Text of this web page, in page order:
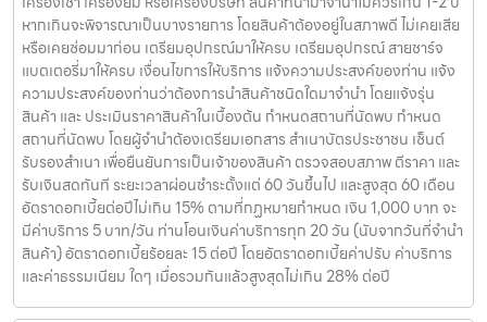
หากเกินจะพิจารณาเป็นบางรายการ โดยสินค้าต้องอยู่ในสภาพดี ไม่เคยเสีย
หรือเคยซ่อมมาก่อน เตรียมอุปกรณ์มาให้ครบ เตรียมอุปกรณ์ สายชาร์จ
แบตเตอรี่มาให้ครบ เงื่อนไขการให้บริการ แจ้งความประสงค์ของท่าน แจ้ง
ความประสงค์ของท่านว่าต้องการนำสินค้าชนิดใดมาจำนำ โดยแจ้งรุ่น
สินค้า และ ประเมินราคาสินค้าในเบื้องต้น กำหนดสถานที่นัดพบ กำหนด
สถานที่นัดพบ โดยผู้จำนำต้องเตรียมเอกสาร สำเนาบัตรประชาชน เซ็นต์
รับรองสำเนา เพื่อยืนยันการเป็นเจ้าของสินค้า ตรวจสอบสภาพ ตีราคา และ
รับเงินสดทันที ระยะเวลาผ่อนชำระตั้งแต่ 60 วันขึ้นไป และสูงสุด 60 เดือน
อัตราดอกเบี้ยต่อปีไม่เกิน 15% ตามที่กฏหมายกำหนด เงิน 1,000 บาท จะ
มีค่าบริการ 5 บาท/วัน ท่านโอนเงินค่าบริการทุก 20 วัน (นับจากวันที่จำนำ
สินค้า) อัตราดอกเบี้ยร้อยละ 15 ต่อปี โดยอัตราดอกเบี้ยค่าปรับ ค่าบริการ
และค่าธรรมเนียม ใดๆ เมื่อรวมกันแล้วสูงสุดไม่เกิน 28% ต่อปี